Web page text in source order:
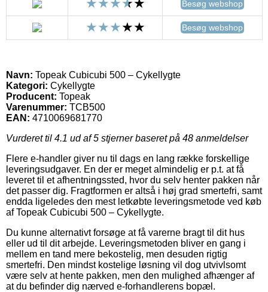
Besøg webshop
Besøg webshop
Navn: Topeak Cubicubi 500 – Cykellygte
Kategori: Cykellygte
Producent: Topeak
Varenummer: TCB500
EAN: 4710069681770
Vurderet til 4.1 ud af 5 stjerner baseret på 48 anmeldelser
Flere e-handler giver nu til dags en lang række forskellige
leveringsudgaver. En der er meget almindelig er p.t. at få
leveret til et afhentningssted, hvor du selv henter pakken når
det passer dig. Fragtformen er altså i høj grad smertefri, samt
endda ligeledes den mest letkøbte leveringsmetode ved køb
af Topeak Cubicubi 500 – Cykellygte.
Du kunne alternativt forsøge at få varerne bragt til dit hus
eller ud til dit arbejde. Leveringsmetoden bliver en gang i
mellem en tand mere bekostelig, men desuden rigtig
smertefri. Den mindst kostelige løsning vil dog utvivlsomt
være selv at hente pakken, men den mulighed afhænger af
at du befinder dig nærved e-forhandlerens bopæl.